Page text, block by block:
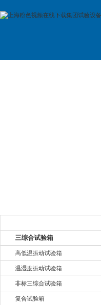
三综合试验箱
高低温振动试验箱
温湿度振动试验箱
非标三综合试验箱
复合试验箱